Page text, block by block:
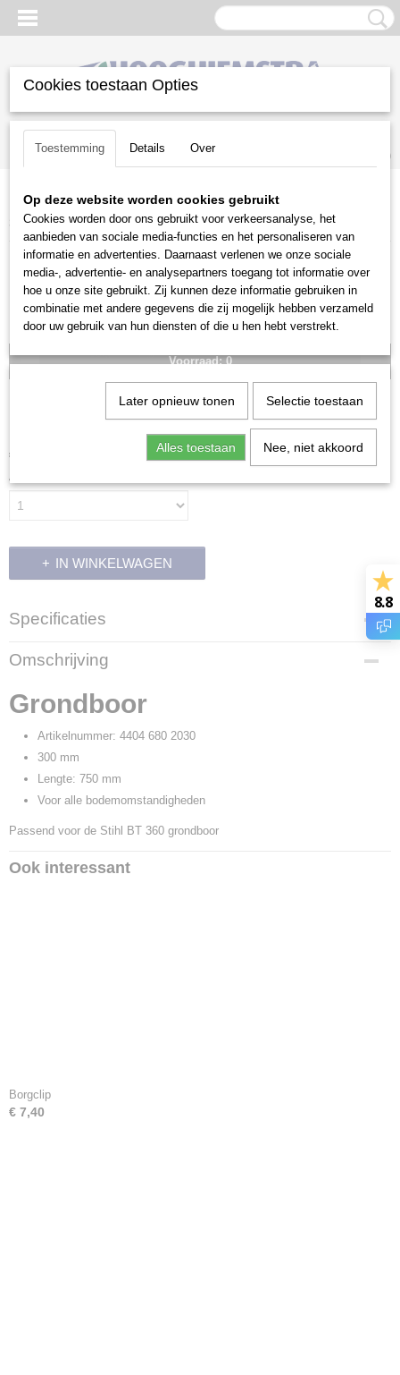
Inloggen Registreren
(0)
Home >Diversen>Grondboren>Stihl grondboren
300mm
Voorraad: 0
Grondboor 300mm
€ 317,50 (inclusief btw 21%)
Aantal
IN WINKELWAGEN
Specificaties
Productcode leverancier
4404 680 2030
Omschrijving
Grondboor
Artikelnummer: 4404 680 2030
300 mm
Lengte: 750 mm
Voor alle bodemomstandigheden
Passend voor de Stihl BT 360 grondboor
Ook interessant
Borgclip
€ 7,40
8.8
Cookies toestaan Opties
Toestemming Details Over
Op deze website worden cookies gebruikt
Cookies worden door ons gebruikt voor verkeersanalyse, het
aanbieden van sociale media-functies en het personaliseren van
informatie en advertenties. Daarnaast verlenen we onze sociale
media-, advertentie- en analysepartners toegang tot informatie over
hoe u onze site gebruikt. Zij kunnen deze informatie gebruiken in
combinatie met andere gegevens die zij mogelijk hebben verzameld
door uw gebruik van hun diensten of die u hen hebt verstrekt.
Later opnieuw tonen Selectie toestaan
Alles toestaan Nee, niet akkoord